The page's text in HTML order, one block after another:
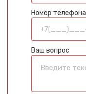
Номер телефона
Ваш вопрос